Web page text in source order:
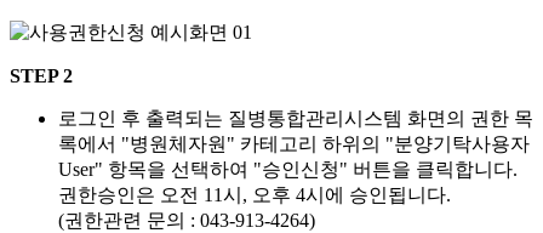
STEP 2
로그인 후 출력되는 질병통합관리시스템 화면의 권한 목
록에서 "병원체자원" 카테고리 하위의 "분양기탁사용자
User" 항목을 선택하여 "승인신청" 버튼을 클릭합니다.
권한승인은 오전 11시, 오후 4시에 승인됩니다.
(권한관련 문의 : 043-913-4264)